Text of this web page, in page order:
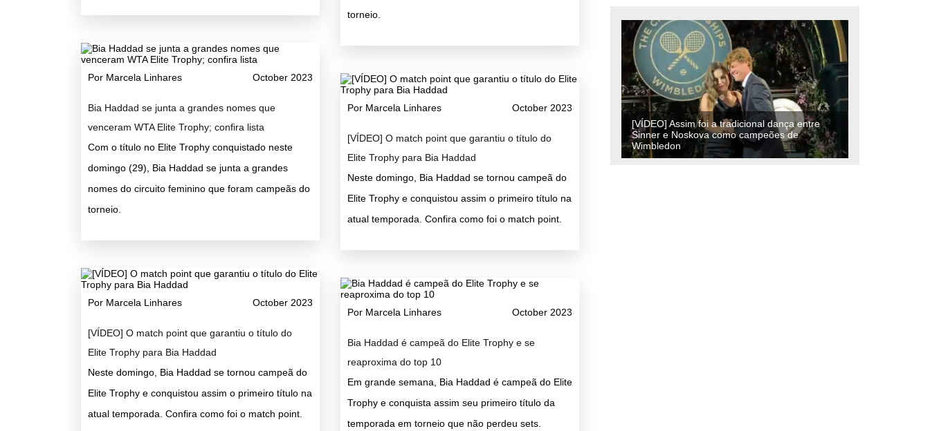
torneio.
Por Marcela Linhares October 2023
Bia Haddad se junta a grandes nomes que
venceram WTA Elite Trophy; confira lista
Com o título no Elite Trophy conquistado neste
domingo (29), Bia Haddad se junta a grandes
nomes do circuito feminino que foram campeãs do
torneio.
Por Marcela Linhares October 2023
[VÍDEO] O match point que garantiu o título do
Elite Trophy para Bia Haddad
Neste domingo, Bia Haddad se tornou campeã do
Elite Trophy e conquistou assim o primeiro título na
atual temporada. Confira como foi o match point.
Por Marcela Linhares October 2023
[VÍDEO] O match point que garantiu o título do
Elite Trophy para Bia Haddad
Neste domingo, Bia Haddad se tornou campeã do
Elite Trophy e conquistou assim o primeiro título na
atual temporada. Confira como foi o match point.
Por Marcela Linhares October 2023
Bia Haddad é campeã do Elite Trophy e se
reaproxima do top 10
Em grande semana, Bia Haddad é campeã do Elite
Trophy e conquista assim seu primeiro título da
temporada em torneio que não perdeu sets.
[VÍDEO] Assim foi a tradicional dança entre
Sinner e Noskova como campeões de
Wimbledon